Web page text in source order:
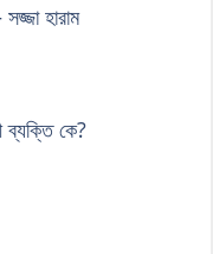
হারাম
ব্যক্তি কে?